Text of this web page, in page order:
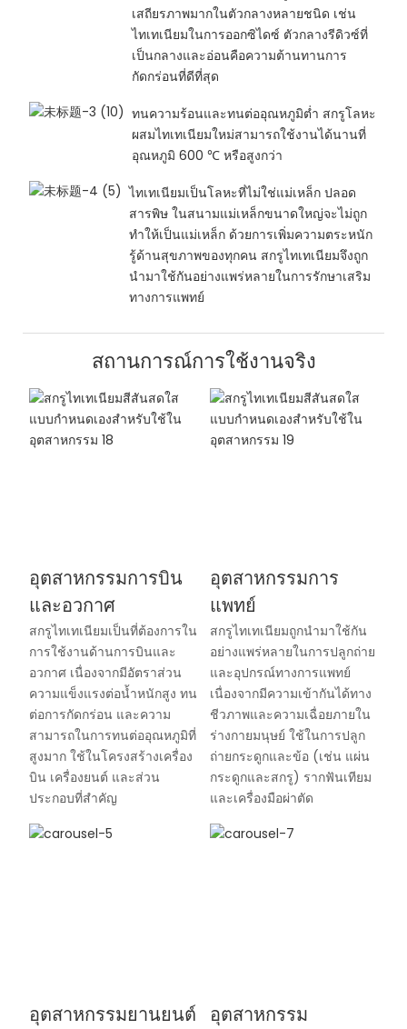
เสถียรภาพมากในตัวกลางหลายชนิด เช่น
ไทเทเนียมในการออกซิไดซ์ ตัวกลางรีดิวซ์ที่
เป็นกลางและอ่อนคือความต้านทานการ
กัดกร่อนที่ดีที่สุด
ทนความร้อนและทนต่ออุณหภูมิต่ำ สกรูโลหะ
ผสมไทเทเนียมใหม่สามารถใช้งานได้นานที่
อุณหภูมิ 600 ℃ หรือสูงกว่า
ไทเทเนียมเป็นโลหะที่ไม่ใช่แม่เหล็ก ปลอด
สารพิษ ในสนามแม่เหล็กขนาดใหญ่จะไม่ถูก
ทำให้เป็นแม่เหล็ก ด้วยการเพิ่มความตระหนัก
รู้ด้านสุขภาพของทุกคน สกรูไทเทเนียมจึงถูก
นำมาใช้กันอย่างแพร่หลายในการรักษาเสริม
ทางการแพทย์
สถานการณ์การใช้งานจริง
อุตสาหกรรมการบิน
และอวกาศ
สกรูไทเทเนียมเป็นที่ต้องการใน
การใช้งานด้านการบินและ
อวกาศ เนื่องจากมีอัตราส่วน
ความแข็งแรงต่อน้ำหนักสูง ทน
ต่อการกัดกร่อน และความ
สามารถในการทนต่ออุณหภูมิที่
สูงมาก ใช้ในโครงสร้างเครื่อง
บิน เครื่องยนต์ และส่วน
ประกอบที่สำคัญ
อุตสาหกรรมการ
แพทย์
สกรูไทเทเนียมถูกนำมาใช้กัน
อย่างแพร่หลายในการปลูกถ่าย
และอุปกรณ์ทางการแพทย์
เนื่องจากมีความเข้ากันได้ทาง
ชีวภาพและความเฉื่อยภายใน
ร่างกายมนุษย์ ใช้ในการปลูก
ถ่ายกระดูกและข้อ (เช่น แผ่น
กระดูกและสกรู) รากฟันเทียม
และเครื่องมือผ่าตัด
อุตสาหกรรมยานยนต์
อุตสาหกรรม